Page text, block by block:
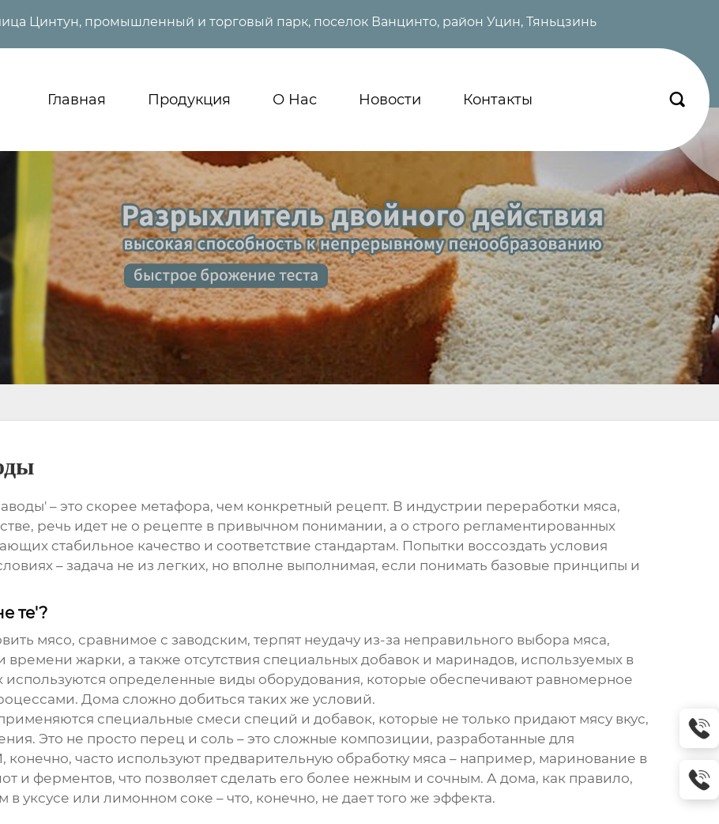
Цинтун, промышленный и торговый парк, поселок Ванцинто, район Уцин, Тяньцзинь
Главная Продукция О Нас Новости Контакты 
– это скорее метафора, чем конкретный рецепт. В индустрии переработки мяса,
речь идет не о рецепте в привычном понимании, а о строго регламентированных
стабильное качество и соответствие стандартам. Попытки воссоздать условия
– задача не из легких, но вполне выполнимая, если понимать базовые принципы и
те'?
мясо, сравнимое с заводским, терпят неудачу из-за неправильного выбора мяса,
времени жарки, а также отсутствия специальных добавок и маринадов, используемых в
определенные виды оборудования, которые обеспечивают равномерное
Дома сложно добиться таких же условий.
специальные смеси специй и добавок, которые не только придают мясу вкус,
Это не просто перец и соль – это сложные композиции, разработанные для
конечно, часто используют предварительную обработку мяса – например, маринование в
и ферментов, что позволяет сделать его более нежным и сочным. А дома, как правило,
уксусе или лимонном соке – что, конечно, не дает того же эффекта.